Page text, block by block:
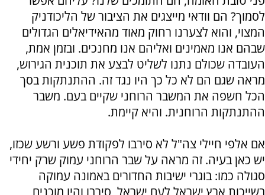
לסמוך? הם וודאי מייצגים את הציבור של הליכודניק
המצוי, והוא לצערנו רחוק מאוד מהאידיאלים הגדולים
שבהם אנו מאמינים ואליהם אנו מחנכים. ובזמן אמת,
העובדה שכולם נתנו לשליט לבצע את תוכנית הגירוש,
מראה שגם הם לא כל כך היו נגד זה. ההתנתקות בסך
הכל חשפה את המשבר הרוחני שקיים בעם. משבר
ההתנתקות הרוחנית. והיא קיימת.
אם אלפי חיילי צה"ל לא סירבו לפקודת פשע ורשע שכזו,
יש כאן בעיה. זה מראה על שבר הרוחני עמוק שרק יחידי
סגולה כמו: בוגרי ישיבות החדורים באמונה עמוקה
בשייכות ארץ ישראל לעם ישראל, סירבו והיו מוכנים